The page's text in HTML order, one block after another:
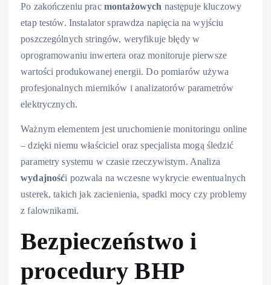
Po zakończeniu prac montażowych następuje kluczowy
etap testów. Instalator sprawdza napięcia na wyjściu
poszczególnych stringów, weryfikuje błędy w
oprogramowaniu inwertera oraz monitoruje pierwsze
wartości produkowanej energii. Do pomiarów używa
profesjonalnych mierników i analizatorów parametrów
elektrycznych.
Ważnym elementem jest uruchomienie monitoringu online
– dzięki niemu właściciel oraz specjalista mogą śledzić
parametry systemu w czasie rzeczywistym. Analiza
wydajnośći pozwala na wczesne wykrycie ewentualnych
usterek, takich jak zacienienia, spadki mocy czy problemy
z falownikami.
Bezpieczeństwo i
procedury BHP